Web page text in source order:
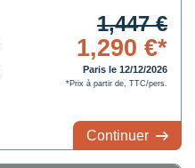
1,447 €
1,290 €*
Paris le 12/12/2026
*Prix à partir de, TTC/pers.
Continuer